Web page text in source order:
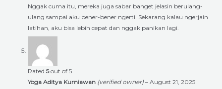
Nggak cuma itu, mereka juga sabar banget jelasin berulang-
ulang sampai aku bener-bener ngerti. Sekarang kalau ngerjain
latihan, aku bisa lebih cepat dan nggak panikan lagi.
Rated 5out of 5
Yoga Aditya Kurniawan (verified owner) – August 21, 2025